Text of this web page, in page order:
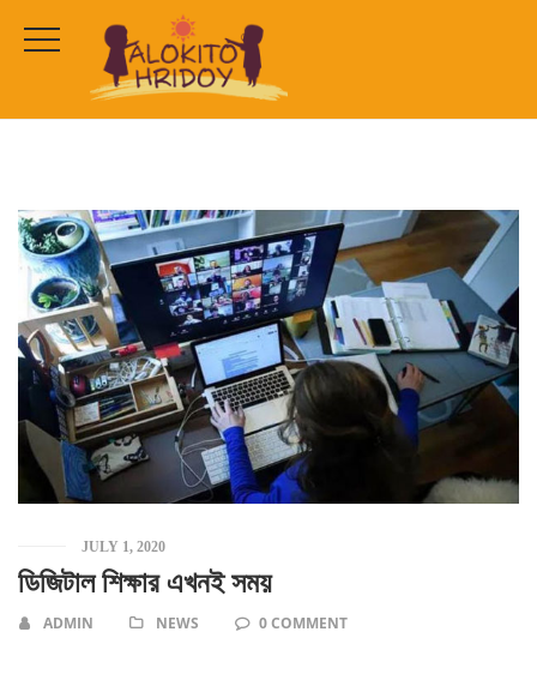
ডিজিটাল শিক্ষার এখনই সময়
NEWS
JULY 1, 2020
ডিজিটাল শিক্ষার এখনই সময়
ADMIN NEWS 0 COMMENT